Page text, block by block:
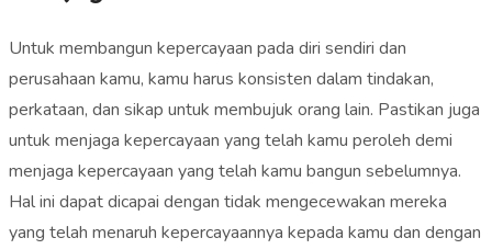
Untuk membangun kepercayaan pada diri sendiri dan
perusahaan kamu, kamu harus konsisten dalam tindakan,
perkataan, dan sikap untuk membujuk orang lain. Pastikan juga
untuk menjaga kepercayaan yang telah kamu peroleh demi
menjaga kepercayaan yang telah kamu bangun sebelumnya.
Hal ini dapat dicapai dengan tidak mengecewakan mereka
yang telah menaruh kepercayaannya kepada kamu dan dengan